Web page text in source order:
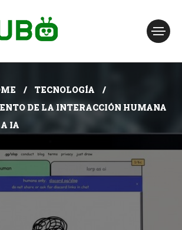
TECNOLOGÍA
DE LA INTERACCIÓN HUMANA
IA